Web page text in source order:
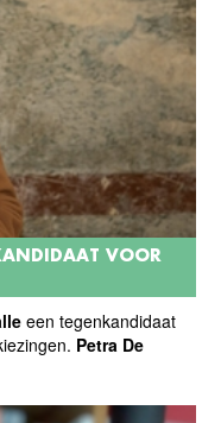
VOOR
een tegenkandidaat
Petra De